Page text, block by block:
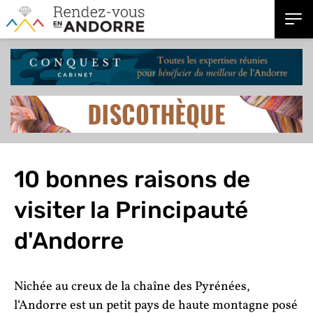
10 bonnes raisons de
visiter la Principauté
d'Andorre
Nichée au creux de la chaîne des Pyrénées,
l‘Andorre est un petit pays de haute montagne posé